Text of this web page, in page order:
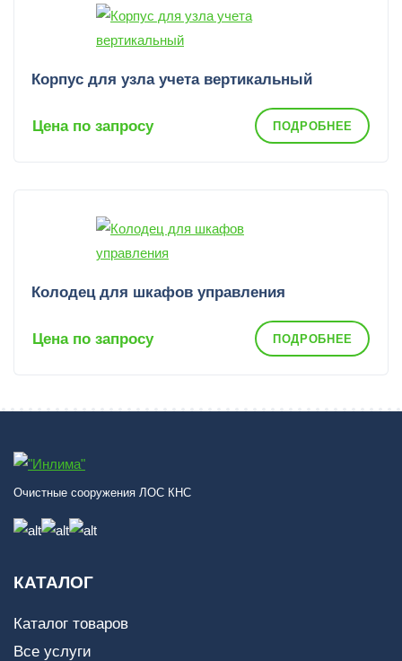
Корпус для узла учета вертикальный
Цена по запросу ПОДРОБНЕЕ
Колодец для шкафов управления
Цена по запросу ПОДРОБНЕЕ
Очистные сооружения ЛОС КНС
КАТАЛОГ
Каталог товаров
Все услуги